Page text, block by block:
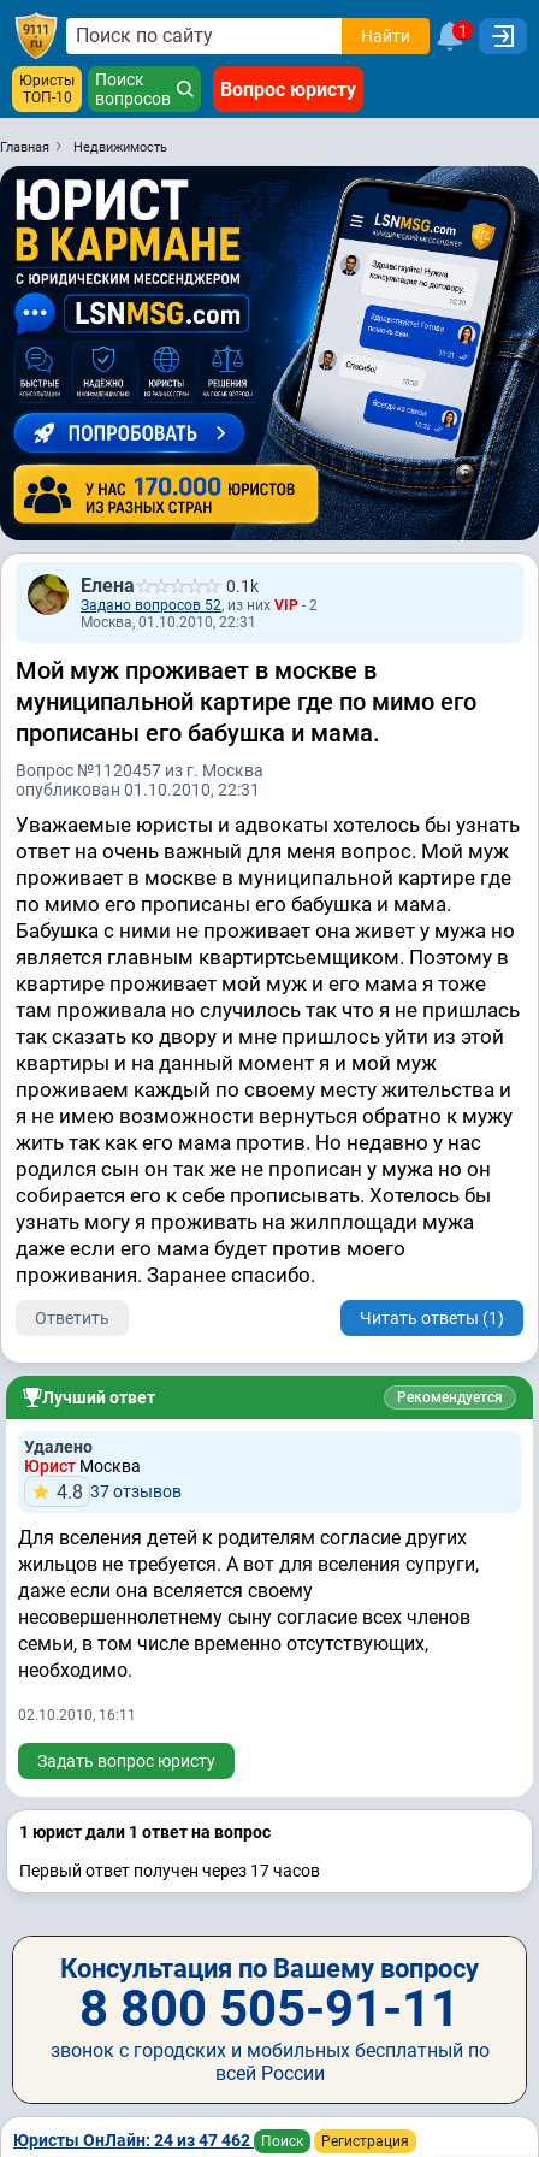
Найти 1
Юристы
ТОП-10
Поиск
вопросов
Вопрос юристу
Главная Недвижимость
Елена 0.1k
Задано вопросов 52, из них VIP - 2
Москва, 01.10.2010, 22:31
Мой муж проживает в москве в
муниципальной картире где по мимо его
прописаны его бабушка и мама.
Вопрос №1120457 из г. Москва
опубликован 01.10.2010, 22:31
Уважаемые юристы и адвокаты хотелось бы узнать
ответ на очень важный для меня вопрос. Мой муж
проживает в москве в муниципальной картире где
по мимо его прописаны его бабушка и мама.
Бабушка с ними не проживает она живет у мужа но
является главным квартиртсьемщиком. Поэтому в
квартире проживает мой муж и его мама я тоже
там проживала но случилось так что я не пришлась
так сказать ко двору и мне пришлось уйти из этой
квартиры и на данный момент я и мой муж
проживаем каждый по своему месту жительства и
я не имею возможности вернуться обратно к мужу
жить так как его мама против. Но недавно у нас
родился сын он так же не прописан у мужа но он
собирается его к себе прописывать. Хотелось бы
узнать могу я проживать на жилплощади мужа
даже если его мама будет против моего
проживания. Заранее спасибо.
Ответить Читать ответы (1)
Лучший ответ Рекомендуется
Удалено
Юрист Москва
4.8 37 отзывов
Для вселения детей к родителям согласие других
жильцов не требуется. А вот для вселения супруги,
даже если она вселяется своему
несовершеннолетнему сыну согласие всех членов
семьи, в том числе временно отсутствующих,
необходимо.
02.10.2010, 16:11
Задать вопрос юристу
1 юрист дали 1 ответ на вопрос
Первый ответ получен через 17 часов
Консультация по Вашему вопросу
8 800 505-91-11
звонок с городских и мобильных бесплатный по
всей России
Юристы ОнЛайн: 24 из 47 462 Поиск Регистрация